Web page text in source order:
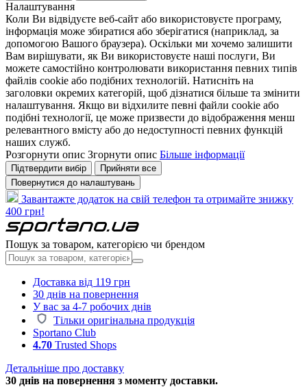
Налаштування
Коли Ви відвідуєте веб-сайт або використовуєте програму,
інформація може збиратися або зберігатися (наприклад, за
допомогою Вашого браузера). Оскільки ми хочемо залишити
Вам вирішувати, як Ви використовуєте наші послуги, Ви
можете самостійно контролювати використання певних типів
файлів cookie або подібних технологій. Натисніть на
заголовки окремих категорій, щоб дізнатися більше та змінити
налаштування. Якщо ви відхилите певні файли cookie або
подібні технології, це може призвести до відображення менш
релевантного вмісту або до недоступності певних функцій
наших служб.
Розгорнути опис Згорнути опис Більше інформації
Підтвердити вибір
Прийняти все
Повернутися до налаштувань
Завантажте додаток на свій телефон та отримайте знижку
400 грн!
Пошук за товаром, категорією чи брендом
Доставка від 119 грн
30 днів на повернення
У вас за 4-7 робочих днів
Тільки оригінальна продукція
Sportano Club
4.70 Trusted Shops
Детальніше про доставку
30 днів на повернення з моменту доставки.